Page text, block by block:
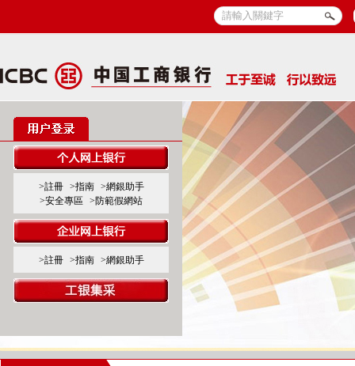
>註冊 >指南
>網銀助手
>安全專區
>防範假網站
>註冊 >指南 >網銀助手